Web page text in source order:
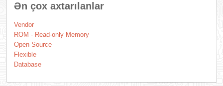
Ən çox axtarılanlar
Vendor
ROM - Read-only Memory
Open Source
Flexible
Database